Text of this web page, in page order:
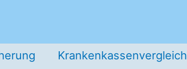
Krankenkassenvergleich